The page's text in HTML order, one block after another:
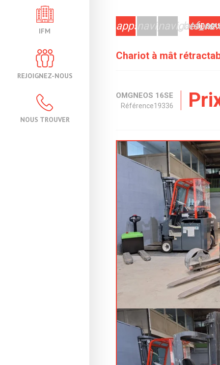
IFM
REJOIGNEZ-NOUS
NOUS TROUVER
Chariot à mât
appsnavigate_before
JE
OMGNEOS 16SE
Référence19336